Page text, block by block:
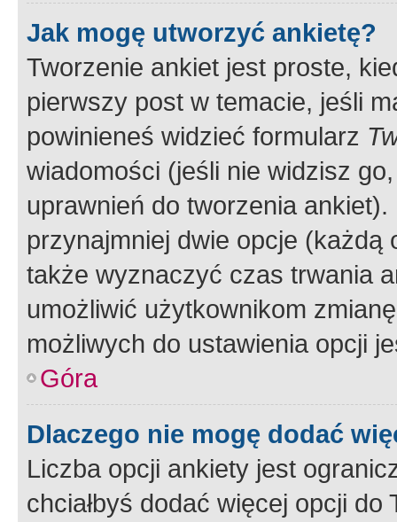
Jak mogę utworzyć ankietę?
Tworzenie ankiet jest proste,
pierwszy post w temacie, jeśli
powinieneś widzieć formularz
wiadomości (jeśli nie widzisz
uprawnień do tworzenia
przynajmniej dwie opcje
także wyznaczyć czas trwania
umożliwić użytkownikom
możliwych do ustawienia opcji
Góra
Dlaczego nie mogę dodać
Liczba opcji ankiety jest
chciałbyś dodać więcej opcji